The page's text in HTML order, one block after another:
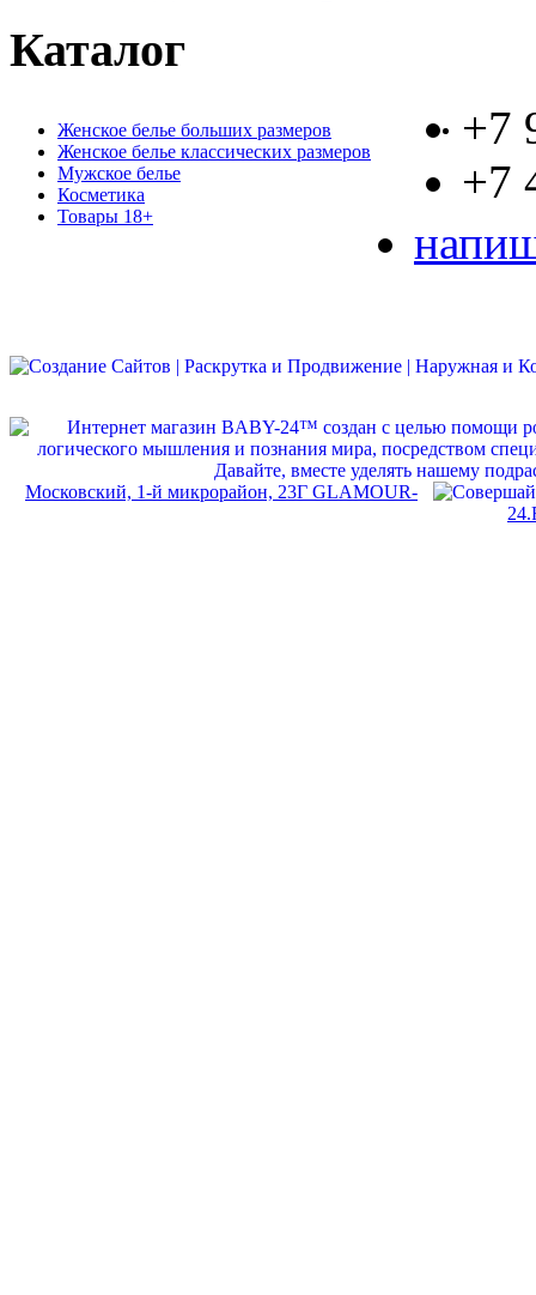
Каталог
Женское белье больших размеров
Женское белье классических размеров
Мужское белье
Косметика
Товары 18+
+7
+7
Московский, 1-й микрорайон, 23Г GLAMOUR-